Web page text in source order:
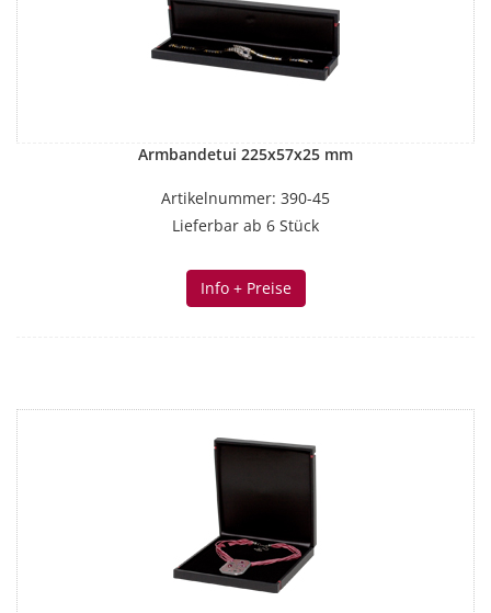
Armbandetui 225x57x25 mm
Artikelnummer: 390-45
Lieferbar ab 6 Stück
Info + Preise